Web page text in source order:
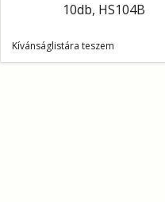
10db, HS104B
Kívánságlistára teszem